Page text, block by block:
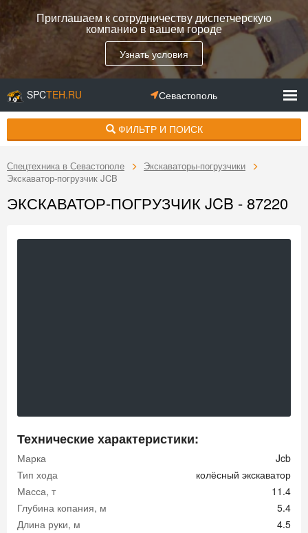
Приглашаем к сотрудничеству диспетчерскую
компанию в вашем городе
Узнать условия
SPCTEH.RU Севастополь
ФИЛЬТР И ПОИСК
Спецтехника в Севастополе
Экскаваторы-погрузчики
Экскаватор-погрузчик JCB
ЭКСКАВАТОР-ПОГРУЗЧИК JCB - 87220
Технические характеристики:
Марка
Jcb
Тип хода
колёсный экскаватор
Масса, т
11.4
Глубина копания, м
5.4
Длина руки, м
4.5